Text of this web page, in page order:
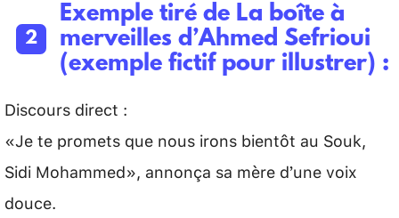
Exemple tiré de La boîte à
merveilles d’Ahmed Sefrioui
(exemple fictif pour illustrer) :
Discours direct :
«Je te promets que nous irons bientôt au Souk,
Sidi Mohammed», annonça sa mère d’une voix
douce.